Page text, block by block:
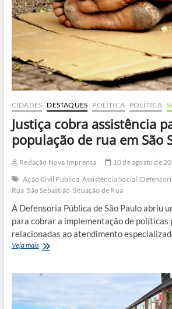
em
São
Sebastião
CIDADES DESTAQUES POLÍTICA POLÍTICA
Justiça cobra assistência
população de rua em São
Redação Nova Imprensa
10 de agosto de
Ação Civil Pública Assistência Social
Rua São Sebastião Situação de Rua
A Defensoria Pública de São Paulo abriu
para cobrar a implementação de políticas
relacionadas ao atendimento
Veja maisJustiça
para
de